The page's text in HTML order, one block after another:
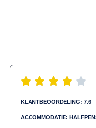
KLANTBEOORDELING: 7.6
ACCOMMODATIE: